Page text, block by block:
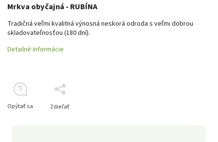
Mrkva obyčajná - RUBÍNA
Tradičná veľmi kvalitná výnosná neskorá odroda s veľmi dobrou
skladovateľnosťou (180 dní).
Detailné informácie
Opýtať sa Zdieľať